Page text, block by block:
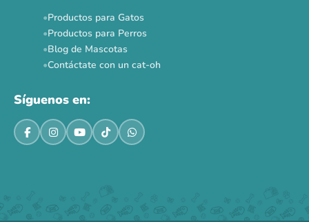
Productos para Gatos
Productos para Perros
Blog de Mascotas
Contáctate con un cat-oh
Síguenos en: